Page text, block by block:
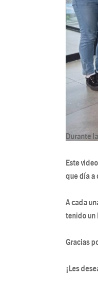
Durante
Este
que día a
A cada
tenido un
Gracias
¡Les